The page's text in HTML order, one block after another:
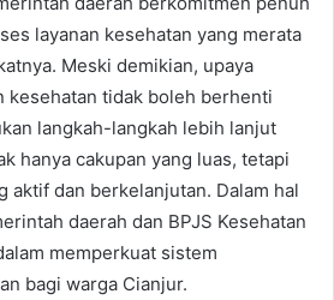
layanan kesehatan yang merata
Meski demikian, upaya
kesehatan tidak boleh berhenti
langkah-langkah lebih lanjut
hanya cakupan yang luas, tetapi
aktif dan berkelanjutan. Dalam hal
daerah dan BPJS Kesehatan
memperkuat sistem
bagi warga Cianjur.